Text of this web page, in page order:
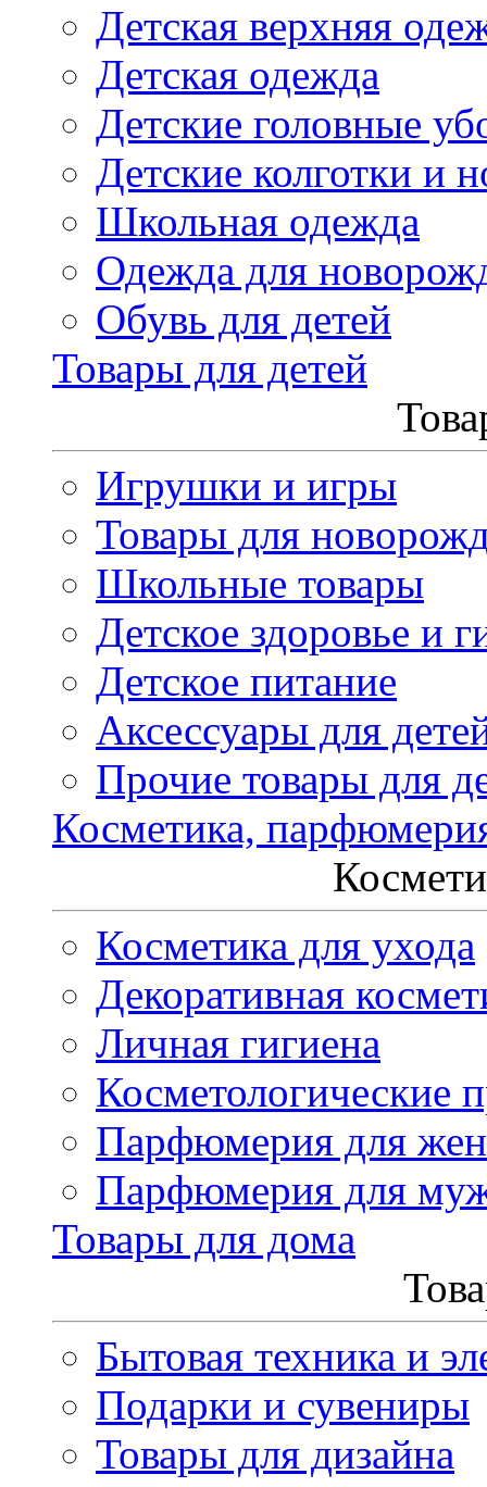
Детская верхняя
Детская одежда
Детские головные
Детские колготки и
Школьная одежда
Одежда для
Обувь для детей
Товары для детей
Игрушки и игры
Товары для
Школьные товары
Детское здоровье и
Детское питание
Аксессуары для
Прочие товары для
Косметика,
Косметика для ухода
Декоративная
Личная гигиена
Косметологические
Парфюмерия для
Парфюмерия для
Товары для дома
Бытовая техника и
Подарки и сувениры
Товары для дизайна